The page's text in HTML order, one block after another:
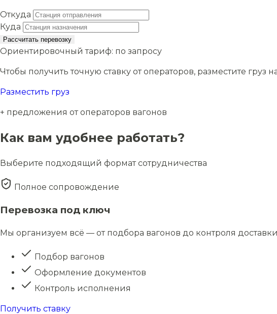
Откуда
Куда
Рассчитать перевозку
Ориентировочный тариф: по запросу
Чтобы получить точную ставку от операторов, разместите груз
Разместить груз
+ предложения от операторов вагонов
Как вам удобнее работать?
Выберите подходящий формат сотрудничества
Полное сопровождение
Перевозка под ключ
Мы организуем всё — от подбора вагонов до контроля
Подбор вагонов
Оформление документов
Контроль исполнения
Получить ставку